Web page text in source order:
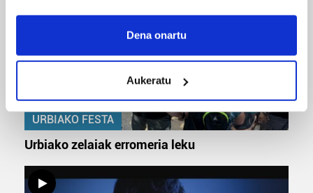
If you allow, we would also like to:
Collect information about your geographical
Identify your device by actively scanning it for
specific characteristics (fingerprinting)
Find out more about how your personal data is processed
Guk eta gure bazkideek zure datu pertsonalak
prozesatzen ditugu, zure IP zenbakia, besteak beste,
Dena onartu
Aukeratu
URBIAKO FESTA
Urbiako zelaiak erromeria leku